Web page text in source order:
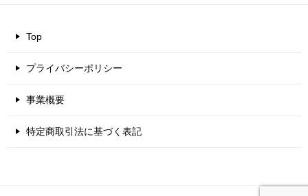
Top
プライバシーポリシー
事業概要
特定商取引法に基づく表記